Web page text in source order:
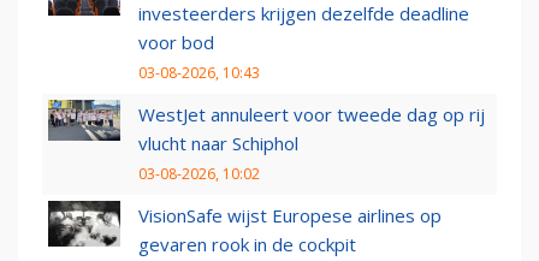
investeerders krijgen dezelfde deadline
voor bod
03-08-2026, 10:43
WestJet annuleert voor tweede dag op rij
vlucht naar Schiphol
03-08-2026, 10:02
VisionSafe wijst Europese airlines op
gevaren rook in de cockpit